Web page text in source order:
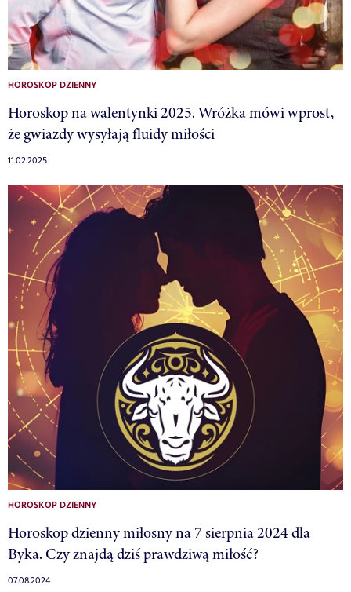
HOROSKOP DZIENNY
Horoskop na walentynki 2025. Wróżka mówi wprost,
że gwiazdy wysyłają fluidy miłości
11.02.2025
HOROSKOP DZIENNY
Horoskop dzienny miłosny na 7 sierpnia 2024 dla
Byka. Czy znajdą dziś prawdziwą miłość?
07.08.2024